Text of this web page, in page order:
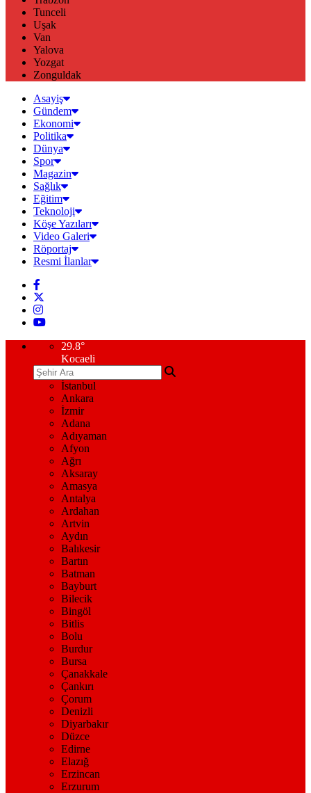
Tunceli
Uşak
Van
Yalova
Yozgat
Zonguldak
Asayiş
Gündem
Ekonomi
Politika
Dünya
Spor
Magazin
Sağlık
Eğitim
Teknoloji
Köşe Yazıları
Video Galeri
Röportaj
Resmi İlanlar
29.8°
Kocaeli
İstanbul
Ankara
İzmir
Adana
Adıyaman
Afyon
Ağrı
Aksaray
Amasya
Antalya
Ardahan
Artvin
Aydın
Balıkesir
Bartın
Batman
Bayburt
Bilecik
Bingöl
Bitlis
Bolu
Burdur
Bursa
Çanakkale
Çankırı
Çorum
Denizli
Diyarbakır
Düzce
Edirne
Elazığ
Erzincan
Erzurum